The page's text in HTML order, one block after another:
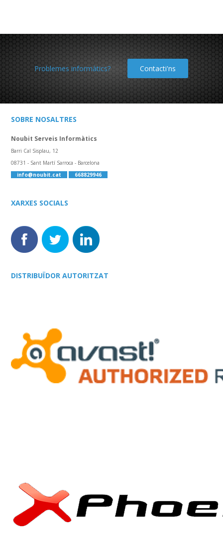
Problemes informàtics? Contacti'ns
SOBRE NOSALTRES
Noubit Serveis Informàtics
Barri Cal Sisplau, 12
08731 - Sant Martí Sarroca - Barcelona
info@noubit.cat
668829946
XARXES SOCIALS
DISTRIBUÏDOR AUTORITZAT